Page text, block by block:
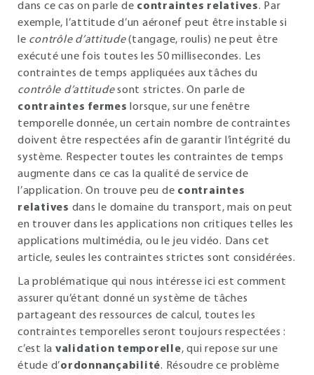
dans ce cas on parle de contraintes relatives. Par
exemple, l’attitude d’un aéronef peut être instable si
le contrôle d’attitude(tangage, roulis) ne peut être
exécuté une fois toutes les 50 millisecondes. Les
contraintes de temps appliquées aux tâches du
contrôle d’attitudesont strictes. On parle de
contraintes fermes lorsque, sur une fenêtre
temporelle donnée, un certain nombre de contraintes
doivent être respectées afin de garantir l’intégrité du
système. Respecter toutes les contraintes de temps
augmente dans ce cas la qualité de service de
l’application. On trouve peu de contraintes
relatives dans le domaine du transport, mais on peut
en trouver dans les applications non critiques telles les
applications multimédia, ou le jeu vidéo. Dans cet
article, seules les contraintes strictes sont considérées.
La problématique qui nous intéresse ici est comment
assurer qu’étant donné un système de tâches
partageant des ressources de calcul, toutes les
contraintes temporelles seront toujours respectées :
c’est la validation temporelle, qui repose sur une
étude d’ordonnançabilité. Résoudre ce problème